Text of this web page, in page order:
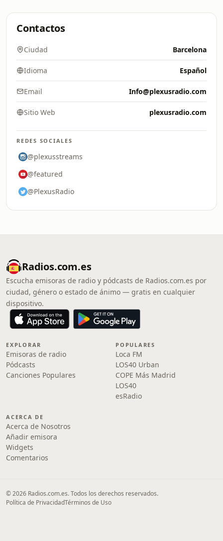
Contactos
Ciudad Barcelona
Idioma Español
Email Info@plexusradio.com
Sitio Web plexusradio.com
REDES SOCIALES
@plexusstreams
@featured
@PlexusRadio
Radios.com.es
Escucha emisoras de radio y pódcasts de Radios.com.es por
ciudad, género o estado de ánimo — gratis en cualquier
dispositivo.
EXPLORAR
Emisoras de radio
Pódcasts
Canciones Populares
POPULARES
Loca FM
LOS40 Urban
COPE Más Madrid
LOS40
esRadio
ACERCA DE
Acerca de Nosotros
Añadir emisora
Widgets
Comentarios
© 2026 Radios.com.es. Todos los derechos reservados.
Política de PrivacidadTérminos de Uso